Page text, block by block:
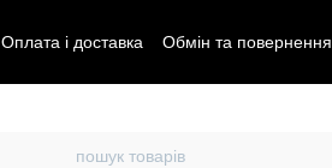
Оплата і доставка Обмін та повернення